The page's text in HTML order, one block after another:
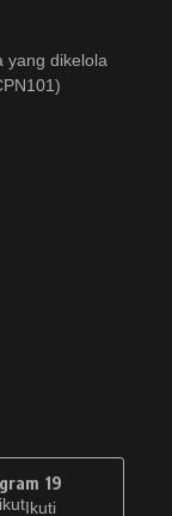
yang dikelola
19
Ikuti